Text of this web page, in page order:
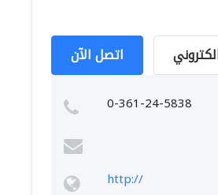
اتصل الآن
0-361-24-5838
http://